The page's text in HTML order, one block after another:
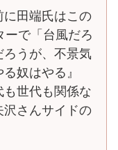
田端氏はこの
ーで「台風だろ
ろうが、不景気
奴はやる』
も世代も関係な
沢さんサイドの